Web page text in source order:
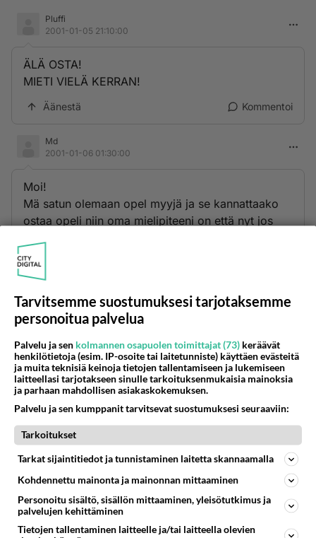
Pluffi
2001-01-05 21:10:00
ÄLÄ OSTA!
MIETI VIELÄ KERRAN!
Äänestä Kommentoi
Md
2001-01-06 01:30:00
Moi!
Mä satun olemaan opel myyjä ja se kannattaako
ostaa opeli niin oma mielipiteeni on että nyt jos
reiluun peliin ei enään tarvitse tinkiä autosta kun
nyt tiedät mitkä niiden netto hinnat on. Toiseksi jos
se näyttää epäilyttävän niin ota autoosi smart care
eli huolto sopimus jonka saat 4 vuodeksi ja se
maksaa oikeastaan kaiken muun paitsi renkaiden
kulumisen. Sun ei sen jälkeen tarvitse tehdä muuta
kuin muistaa tankata ja nauttia ajamisesta.
Terveisin opel kauppias HKI.stä
Äänestä Kommentoi
Kannattaako
2001-01-06 08:03:00
jos/kun auto on rikki/huollossa????
Äänestä Kommentoi
Tarvitsemme suostumuksesi tarjotaksemme
personoitua palvelua
Palvelu ja sen kolmannen osapuolen toimittajat (73) keräävät
henkilötietoja (esim. IP-osoite tai laitetunniste) käyttäen evästeitä
ja muita teknisiä keinoja tietojen tallentamiseen ja lukemiseen
laitteellasi tarjotakseen sinulle tarkoituksenmukaisia mainoksia
ja parhaan mahdollisen asiakaskokemuksen.
Palvelu ja sen kumppanit tarvitsevat suostumuksesi seuraaviin:
Tarkoitukset
Tarkat sijaintitiedot ja tunnistaminen laitetta skannaamalla
Kohdennettu mainonta ja mainonnan mittaaminen
Personoitu sisältö, sisällön mittaaminen, yleisötutkimus ja
palvelujen kehittäminen
Tietojen tallentaminen laitteelle ja/tai laitteella olevien